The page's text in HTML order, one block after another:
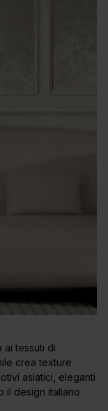
ai tessuti di
crea texture
asiatici, eleganti
il design italiano